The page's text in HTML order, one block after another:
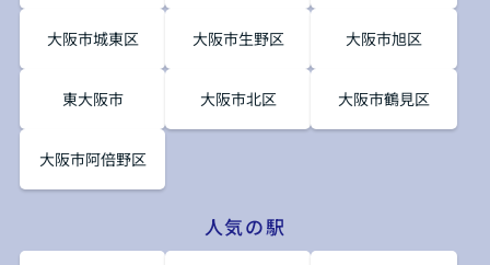
大阪市城東区 大阪市生野区 大阪市旭区
東大阪市 大阪市北区 大阪市鶴見区
大阪市阿倍野区
人気の駅